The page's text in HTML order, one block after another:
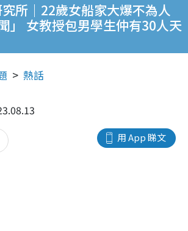
所｜22歲女船家大爆不為人
」 女教授包男學生仲有30人天
熱話
用 App 睇文